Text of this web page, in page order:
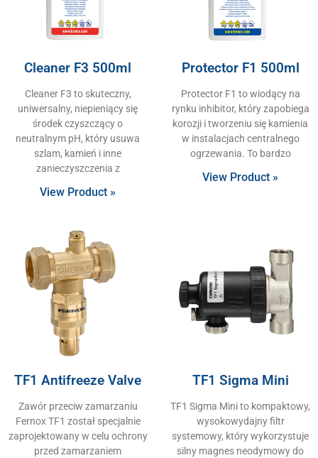
Cleaner F3 500ml
Cleaner F3 to skuteczny,
uniwersalny, niepieniący się
środek czyszczący o
neutralnym pH, który usuwa
szlam, kamień i inne
zanieczyszczenia z
View Product »
Protector F1 500ml
Protector F1 to wiodący na
rynku inhibitor, który zapobiega
korozji i tworzeniu się kamienia
w instalacjach centralnego
ogrzewania. To bardzo
View Product »
TF1 Antifreeze Valve
Zawór przeciw zamarzaniu
Fernox TF1 został specjalnie
zaprojektowany w celu ochrony
przed zamarzaniem
TF1 Sigma Mini
TF1 Sigma Mini to kompaktowy,
wysokowydajny filtr
systemowy, który wykorzystuje
silny magnes neodymowy do